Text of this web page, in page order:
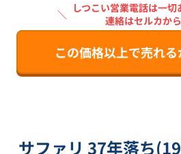
＼ しつこい営業電話は一切
連絡はセルカか
この価格以上で売れ
サファリ 37年落ち